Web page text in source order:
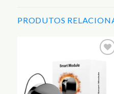
PRODUTOS
Favoritos